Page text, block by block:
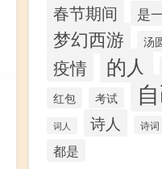
春节期间 是
梦幻西游 汤
疫情 的人
红包 考试
词人 诗人 诗词
都是